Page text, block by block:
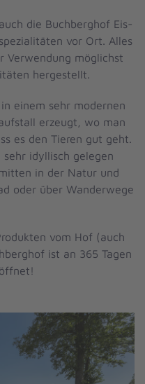
die Buchberghof Eis-
vor Ort. Alles
Verwendung möglichst
hergestellt.
einem sehr modernen
erzeugt, wo man
es den Tieren gut geht.
idyllisch gelegen
in der Natur und
oder über Wanderwege
vom Hof (auch
ist an 365 Tagen